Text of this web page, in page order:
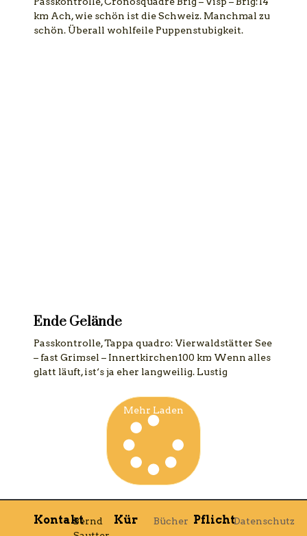
km Ach, wie schön ist die Schweiz. Manchmal zu
schön. Überall wohlfeile Puppenstubigkeit.
Ende Gelände
Passkontrolle, Tappa quadro: Vierwaldstätter See
– fast Grimsel – Innertkirchen100 km Wenn alles
glatt läuft, ist‘s ja eher langweilig. Lustig
Mehr Laden
Kontakt Kür Pflicht
Bernd
Bücher Datenschutz